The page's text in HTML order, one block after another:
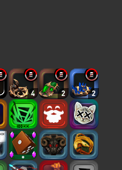
4 2 2